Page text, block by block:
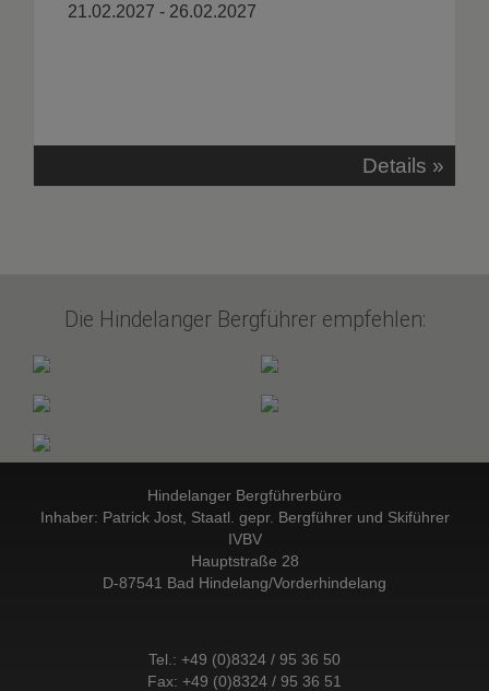
21.02.2027 - 26.02.2027
Details »
Die Hindelanger Bergführer empfehlen:
Hindelanger Bergführerbüro
Inhaber: Patrick Jost, Staatl. gepr. Bergführer und Skiführer
IVBV
Hauptstraße 28
D-87541 Bad Hindelang/Vorderhindelang
Tel.: +49 (0)8324 / 95 36 50
Fax: +49 (0)8324 / 95 36 51